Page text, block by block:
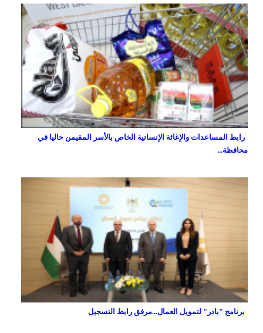
رابط المساعدات والإغاثة الإنسانية الخاص بالأسر المقيمن حاليا في
محافظة...
برنامج "بادر" لتمويل العمال...مرفق رابط التسجيل